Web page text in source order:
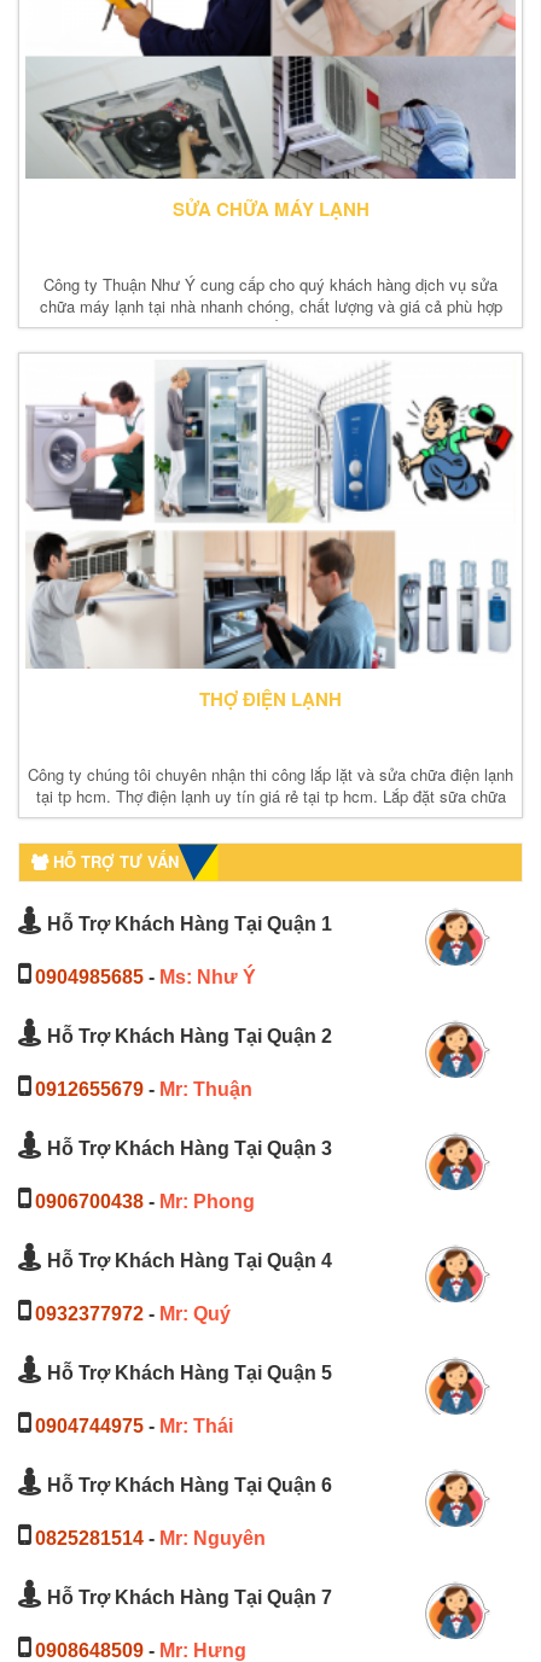
SỬA CHỮA MÁY LẠNH
Công ty Thuận Như Ý cung cấp cho quý khách hàng dịch vụ sửa
chữa máy lạnh tại nhà nhanh chóng, chất lượng và giá cả phù hợp
nhất.
THỢ ĐIỆN LẠNH
Công ty chúng tôi chuyên nhận thi công lắp lặt và sửa chữa điện lạnh
tại tp hcm. Thợ điện lạnh uy tín giá rẻ tại tp hcm. Lắp đặt sữa chữa
điện lạnh
HỖ TRỢ TƯ VẤN
Hỗ Trợ Khách Hàng Tại Quận 1
0904985685 - Ms: Như Ý
Hỗ Trợ Khách Hàng Tại Quận 2
0912655679 - Mr: Thuận
Hỗ Trợ Khách Hàng Tại Quận 3
0906700438 - Mr: Phong
Hỗ Trợ Khách Hàng Tại Quận 4
0932377972 - Mr: Quý
Hỗ Trợ Khách Hàng Tại Quận 5
0904744975 - Mr: Thái
Hỗ Trợ Khách Hàng Tại Quận 6
0825281514 - Mr: Nguyên
Hỗ Trợ Khách Hàng Tại Quận 7
0908648509 - Mr: Hưng